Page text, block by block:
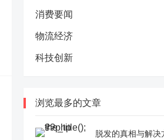
消费要闻
物流经济
科技创新
浏览最多的文章
脱发的真相与解决